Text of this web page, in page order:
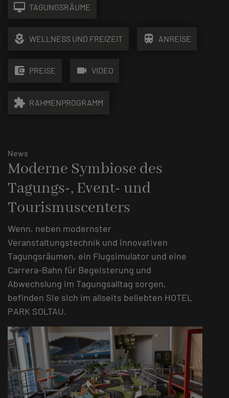
desktop_mac TAGUNGSRÄUME
local_florist WELLNESS UND FREIZEIT train ANREISE
account_balance_wallet PREISE videocam VIDEO
extension RAHMENPROGRAMM
News
Moderne Symbiose des
Tagungs-, Event- und
Tourismuscenters
Wenn, neben modernster
Veranstaltungstechnik und innovativen
Tagungsräumen, ein Flugsimulator und eine
Carrera-Bahn für Begeisterung und
Abwechslung im Tagungsalltag sorgen,
befinden Sie sich im allseits beliebten HOTEL
PARK SOLTAU.